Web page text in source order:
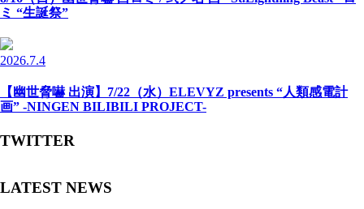
ミ “生誕祭”
2026.7.4
【幽世脅嚇 出演】7/22（水）ELEVYZ presents “人類感電計
画” -NINGEN BILIBILI PROJECT-
TWITTER
LATEST NEWS